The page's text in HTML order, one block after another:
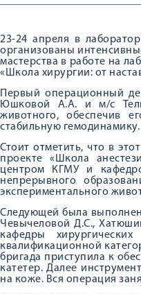
23-24 апреля в
организованы
мастерства в работе на
«Школа хирургии: от
Первый операционный
Юшковой А.А. и м/с
животного, обеспечив
стабильную гемодинамику.
Стоит отметить, что в
проекте «Школа
центром КГМУ и
непрерывного
экспериментального
Следующей была
Чевычеловой Д.С.,
кафедры
квалификационной
бригада приступила к
катетер. Далее
на коже. Вся операция